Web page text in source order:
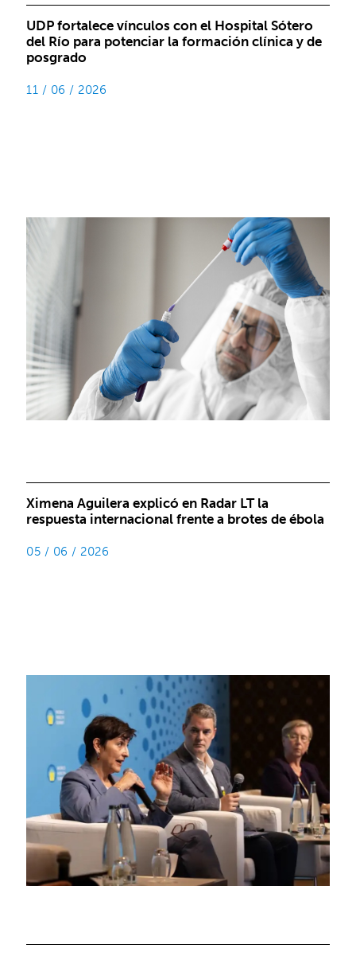
UDP fortalece vínculos con el Hospital Sótero
del Río para potenciar la formación clínica y de
posgrado
11 / 06 / 2026
Ximena Aguilera explicó en Radar LT la
respuesta internacional frente a brotes de ébola
05 / 06 / 2026